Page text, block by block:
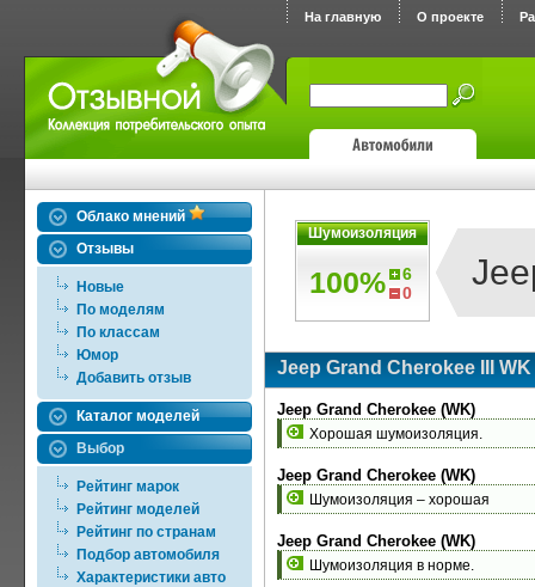
На главную О проекте
Облако мнений
Отзывы
Новые
По моделям
По классам
Юмор
Добавить отзыв
Каталог моделей
Выбор
Рейтинг марок
Рейтинг моделей
Рейтинг по странам
Подбор автомобиля
Характеристики авто
Шумоизоляция
100%
6
0
Jeep Grand Cherokee III WK
Jeep Grand Cherokee (WK)
Хорошая шумоизоляция.
Jeep Grand Cherokee (WK)
Шумоизоляция – хорошая
Jeep Grand Cherokee (WK)
Шумоизоляция в норме.